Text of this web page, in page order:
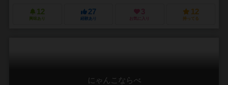
12
興味あり
27
経験あり
3
お気に入り
12
持ってる
にゃんこならべ